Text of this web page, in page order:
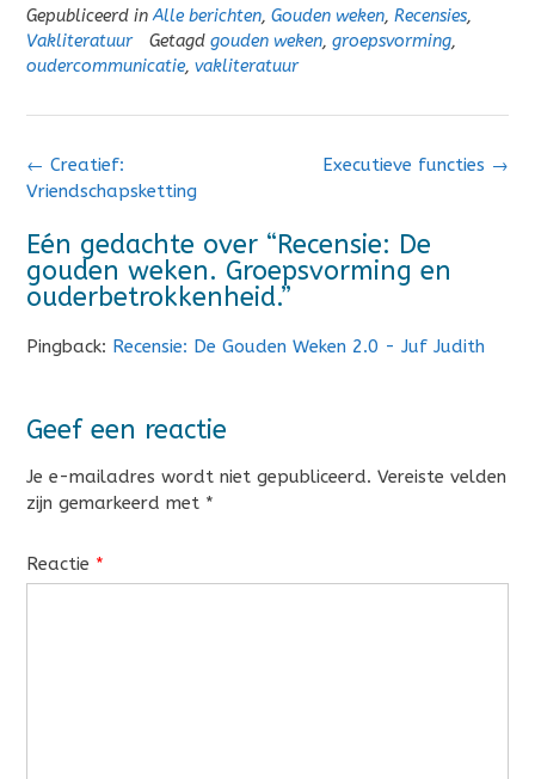
Gepubliceerd inAlle berichten, Gouden weken, Recensies,
Vakliteratuur
Getagd gouden weken, groepsvorming,
oudercommunicatie, vakliteratuur
Bericht
navigatie
Executieve functies →
← Creatief:
Vriendschapsketting
Eén gedachte over “Recensie: De
gouden weken. Groepsvorming en
ouderbetrokkenheid.”
Pingback: Recensie: De Gouden Weken 2.0 - Juf Judith
Geef een reactie
Je e-mailadres wordt niet gepubliceerd. Vereiste velden
zijn gemarkeerd met *
Reactie *